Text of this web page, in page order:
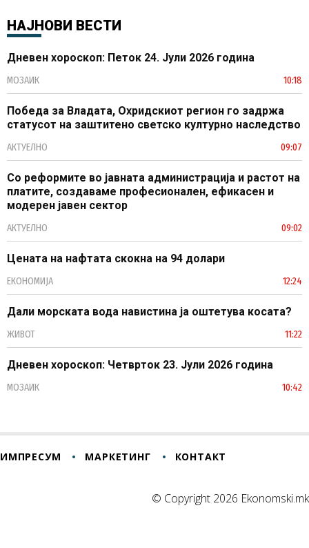
НАЈНОВИ ВЕСТИ
Дневен хороскоп: Петок 24. Јули 2026 година
МОЗАИК 10:18
Победа за Владата, Охридскиот регион го задржа
статусот на заштитено светско културно наследство
АКТУЕЛНО 09:07
Со реформите во јавната администрација и растот на
платите, создаваме професионален, ефикасен и
модерен јавен сектор
АКТУЕЛНО 09:02
Цената на нафтата скокна на 94 долари
ЕКОНОМИЈА 12:24
Дали морската вода навистина ја оштетува косата?
ЖИВОТ 11:22
Дневен хороскоп: Четврток 23. Јули 2026 година
МОЗАИК 10:42
ИМПРЕСУМ МАРКЕТИНГ КОНТАКТ
© Copyright 2026 Ekonomski.mk